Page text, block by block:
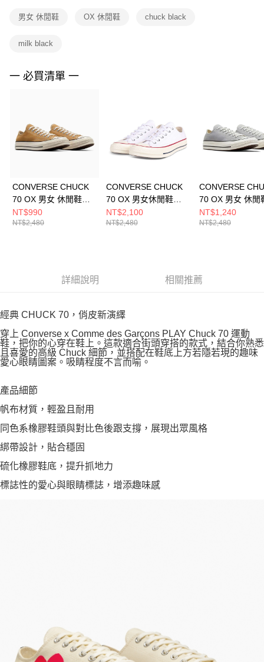
權轉讓予恩沛科技股份有限公司。
３．未成年的使用者請事先徵得法定代理人或監護人之同意方可使用
４．使用「AFTEE先享後付」時，將依據個別帳號之用戶狀況，依本公司即
恩沛科技股份有限公司將有權停止該用戶之使用額度並採取法律行動。
男女 休閒鞋 OX 休閒鞋 chuck black
milk black
一 必買清單 一
CONVERSE CHUCK
70 OX 男女 休閒鞋
A09146C
NT$990
NT$2,480
CONVERSE CHUCK
70 OX 男女休閒鞋
162065C
NT$2,100
NT$2,480
CONVERSE
70 OX 男女 休閒
A09145C
NT$1,240
NT$2,480
詳細說明 相關推薦
經典 CHUCK 70，俏皮新演繹
穿上 Converse x Comme des Garçons PLAY Chuck 70 運動
鞋，把你的心穿在鞋上。這款適合街頭穿搭的款式，結合你熟悉
且喜愛的高級 Chuck 細節，並搭配在鞋底上方若隱若現的趣味
愛心眼睛圖案。吸睛程度不言而喻。
產品細節
帆布材質，輕盈且耐用
同色系橡膠鞋頭與對比色後跟支撐，展現出眾風格
綁帶設計，貼合穩固
硫化橡膠鞋底，提升抓地力
標誌性的愛心與眼睛標誌，增添趣味感